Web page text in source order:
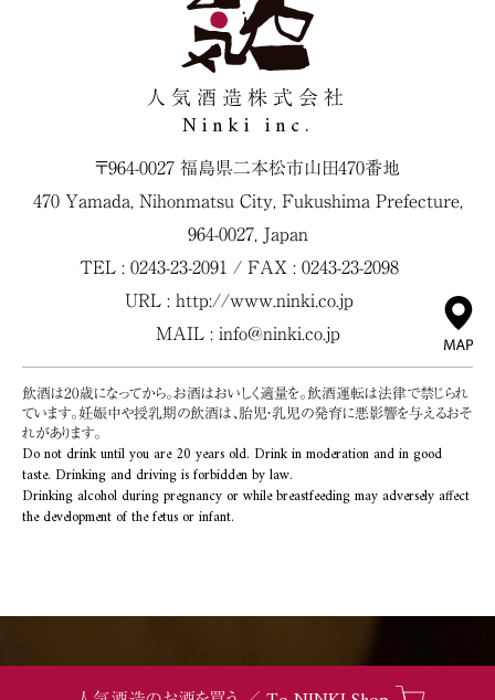
人気酒造株式会社
Ninki inc.
〒964-0027 福島県二本松市山田470番地
470 Yamada, Nihonmatsu City, Fukushima Prefecture,
964-0027, Japan
TEL : 0243-23-2091 / FAX : 0243-23-2098
URL : http://www.ninki.co.jp
MAIL : info@ninki.co.jp
飲酒は20歳になってから。お酒はおいしく適量を。飲酒運転は法律で禁じられ
ています。妊娠中や授乳期の飲酒は、胎児・乳児の発育に悪影響を与えるおそ
れがあります。
Do not drink until you are 20 years old. Drink in moderation and in good
taste. Drinking and driving is forbidden by law.
Drinking alcohol during pregnancy or while breastfeeding may adversely affect
the development of the fetus or infant.